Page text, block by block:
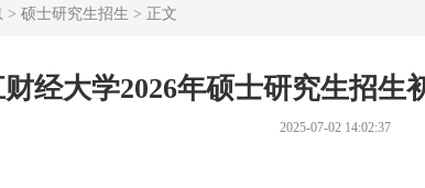
> 硕士研究生招生 > 正文
经大学2026年硕士研究生招生
2025-07-02 14:02:37